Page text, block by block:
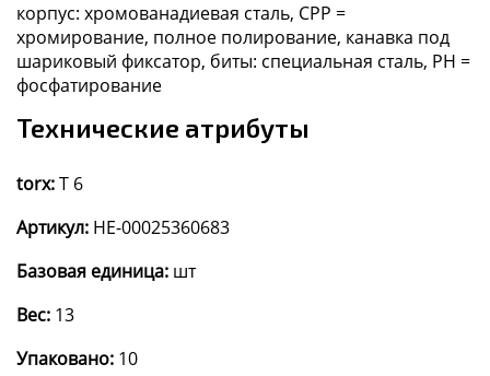
корпус: хромованадиевая сталь, CPP =
хромирование, полное полирование, канавка под
шариковый фиксатор, биты: специальная сталь, PH =
фосфатирование
Технические атрибуты
torx:T 6
Артикул: HE-00025360683
Базовая единица: шт
Вес: 13
Упаковано: 10